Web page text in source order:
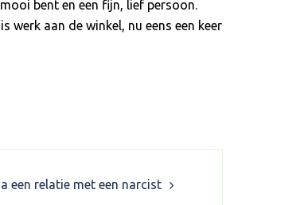
bent en een fijn, lief persoon.
aan de winkel, nu eens een keer
een relatie met een narcist